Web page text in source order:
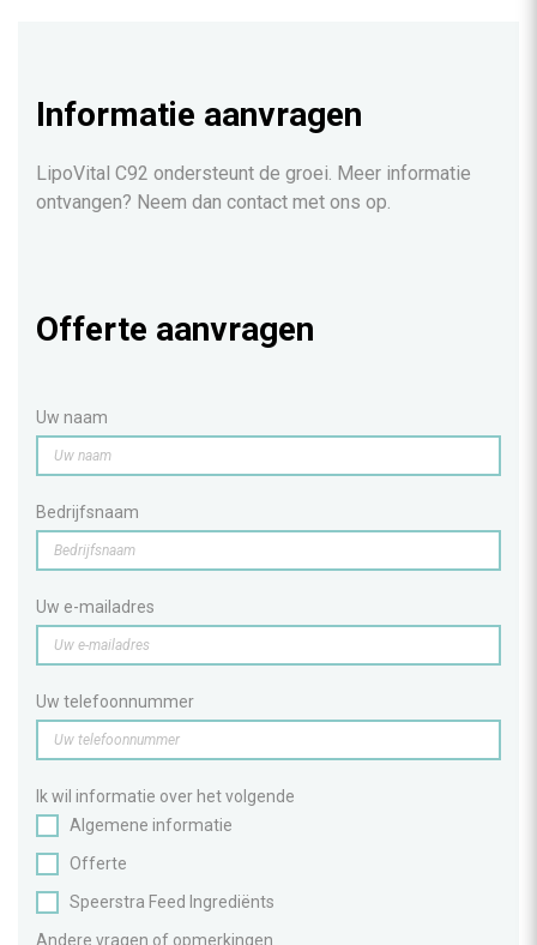
Informatie aanvragen
LipoVital C92 ondersteunt de groei. Meer informatie
ontvangen? Neem dan contact met ons op.
Offerte aanvragen
Uw naam
Bedrijfsnaam
Uw e-mailadres
Uw telefoonnummer
Ik wil informatie over het volgende
Algemene informatie
Offerte
Speerstra Feed Ingrediënts
Andere vragen of opmerkingen